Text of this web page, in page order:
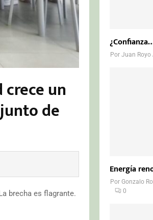
un
de
brecha es flagrante.
PorJuan Royo
Energía
PorGonzalo
0